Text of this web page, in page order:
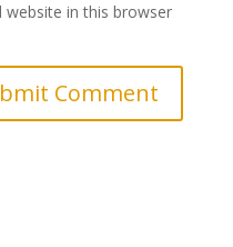
website in this browser